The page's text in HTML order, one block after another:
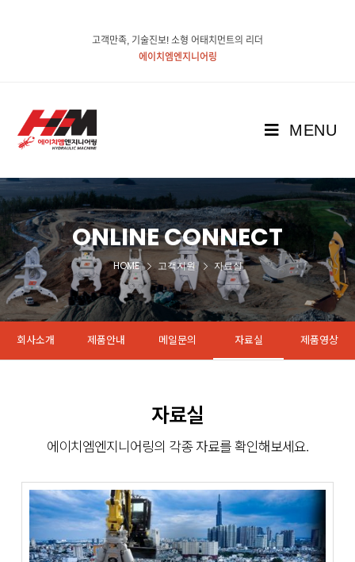
고객만족, 기술진보! 소형 어태치먼트의 리더
에이치엠엔지니어링
MENU
ONLINE CONNECT
HOME 고객지원 자료실
회사소개 제품안내 메일문의 자료실 제품영상
자료실
에이치엠엔지니어링의 각종 자료를 확인해보세요.